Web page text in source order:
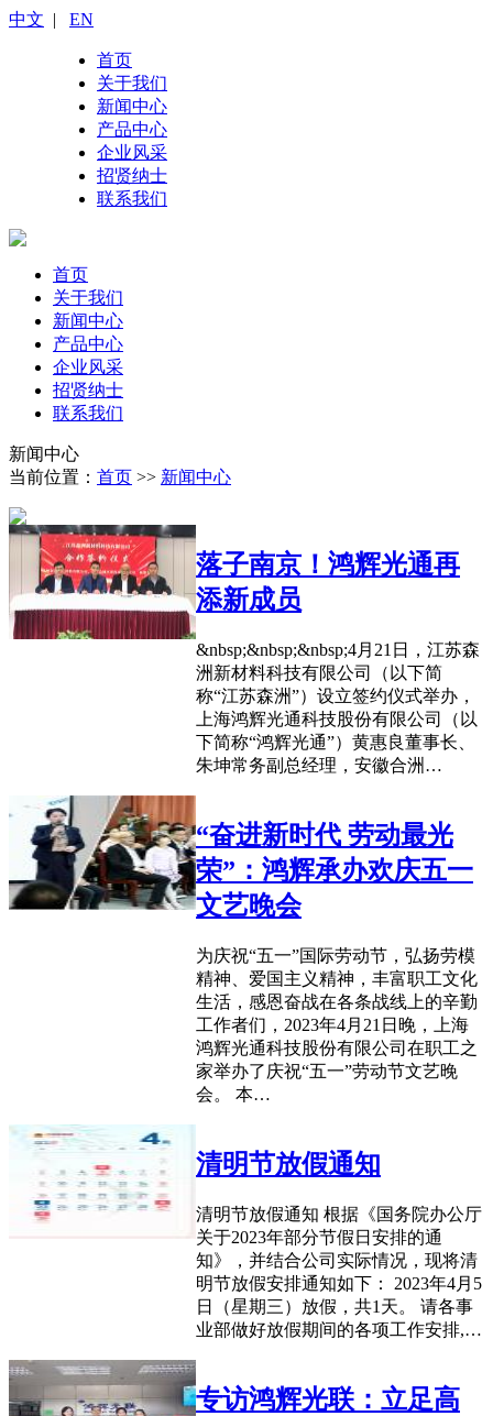
中文 | EN
首页
关于我们
新闻中心
产品中心
企业风采
招贤纳士
联系我们
首页
关于我们
新闻中心
产品中心
企业风采
招贤纳士
联系我们
新闻中心
当前位置： 首页 >> 新闻中心
落子南京！鸿辉光通再
添新成员
&nbsp;&nbsp;&nbsp;4月21日，江苏森
洲新材料科技有限公司（以下简
称“江苏森洲”）设立签约仪式举办，
上海鸿辉光通科技股份有限公司（以
下简称“鸿辉光通”）黄惠良董事长、
朱坤常务副总经理，安徽合洲…
“奋进新时代 劳动最光
荣”：鸿辉承办欢庆五一
文艺晚会
为庆祝“五一”国际劳动节，弘扬劳模
精神、爱国主义精神，丰富职工文化
生活，感恩奋战在各条战线上的辛勤
工作者们，2023年4月21日晚，上海
鸿辉光通科技股份有限公司在职工之
家举办了庆祝“五一”劳动节文艺晚
会。 本…
清明节放假通知
清明节放假通知 根据《国务院办公厅
关于2023年部分节假日安排的通
知》，并结合公司实际情况，现将清
明节放假安排通知如下： 2023年4月5
日（星期三）放假，共1天。 请各事
业部做好放假期间的各项工作安排,…
专访鸿辉光联：立足高